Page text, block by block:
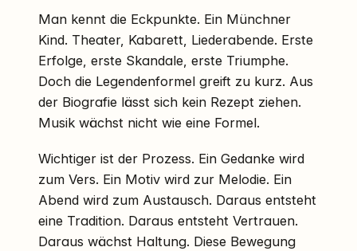
Man kennt die Eckpunkte. Ein Münchner
Kind. Theater, Kabarett, Liederabende. Erste
Erfolge, erste Skandale, erste Triumphe.
Doch die Legendenformel greift zu kurz. Aus
der Biografie lässt sich kein Rezept ziehen.
Musik wächst nicht wie eine Formel.
Wichtiger ist der Prozess. Ein Gedanke wird
zum Vers. Ein Motiv wird zur Melodie. Ein
Abend wird zum Austausch. Daraus entsteht
eine Tradition. Daraus entsteht Vertrauen.
Daraus wächst Haltung. Diese Bewegung